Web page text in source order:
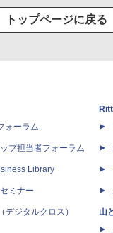
トップページに戻る
ォーラム
プ担当者フォーラム
Library
ミナー
デジタルクロス）
山